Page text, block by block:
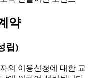
약
립)
의 이용신청에 대한 교